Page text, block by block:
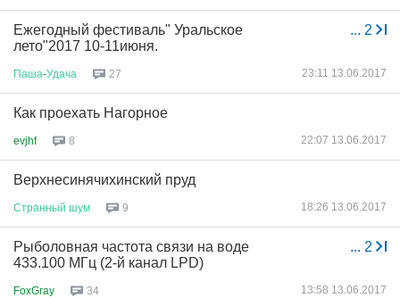
... 2
Ежегодный фестиваль" Уральское
лето"2017 10-11июня.
Паша-Удача 27 23:11 13.06.2017
Как проехать Нагорное
evjhf 8 22:07 13.06.2017
Верхнесинячихинский пруд
Странный шум 9 18:26 13.06.2017
... 2
Рыболовная частота связи на воде
433.100 МГц (2-й канал LPD)
FoxGray 34 13:58 13.06.2017